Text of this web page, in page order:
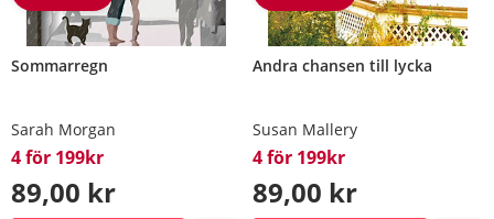
Sommarregn
Sarah Morgan
4 för 199kr
89,00 kr
Andra chansen till lycka
Susan Mallery
4 för 199kr
89,00 kr